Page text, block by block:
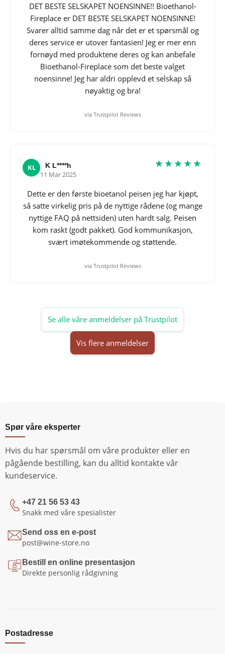
DET BESTE SELSKAPET NOENSINNE!! Bioethanol-
Fireplace er DET BESTE SELSKAPET NOENSINNE!
Svarer alltid samme dag når det er et spørsmål og
deres service er utover fantasien! Jeg er mer enn
fornøyd med produktene deres og kan anbefale
Bioethanol-Fireplace som det beste valget
noensinne! Jeg har aldri opplevd et selskap så
nøyaktig og bra!
via Trustpilot Reviews
KL K L****h
11 Mar 2025
★★★★★
Dette er den første bioetanol peisen jeg har kjøpt,
så satte virkelig pris på de nyttige rådene (og mange
nyttige FAQ på nettsiden) uten hardt salg. Peisen
kom raskt (godt pakket). God kommunikasjon,
svært imøtekommende og støttende.
via Trustpilot Reviews
Se alle våre anmeldelser på Trustpilot
Vis flere anmeldelser
Spør våre eksperter
Hvis du har spørsmål om våre produkter eller en
pågående bestilling, kan du alltid kontakte vår
kundeservice.
+47 21 56 53 43
Snakk med våre spesialister
Send oss en e-post
post@wine-store.no
Bestill en online presentasjon
Direkte personlig rådgivning
Postadresse